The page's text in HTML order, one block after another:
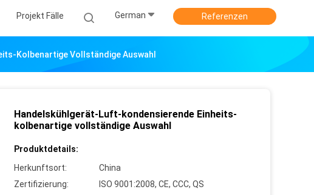
Projekt Fälle German Referenzen
Kolbenartige Vollständige Auswahl
Handelskühlgerät-Luft-kondensierende Einheits-
kolbenartige vollständige Auswahl
Produktdetails:
Herkunftsort:
China
Zertifizierung:
ISO 9001:2008, CE, CCC, QS